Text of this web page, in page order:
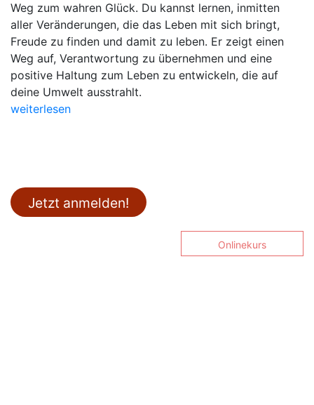
Weg zum wahren Glück. Du kannst lernen, inmitten
aller Veränderungen, die das Leben mit sich bringt,
Freude zu finden und damit zu leben. Er zeigt einen
Weg auf, Verantwortung zu übernehmen und eine
positive Haltung zum Leben zu entwickeln, die auf
deine Umwelt ausstrahlt.
weiterlesen
Jetzt anmelden!
Onlinekurs